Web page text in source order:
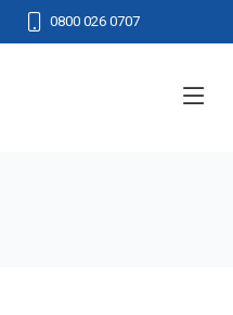
0800 026 0707